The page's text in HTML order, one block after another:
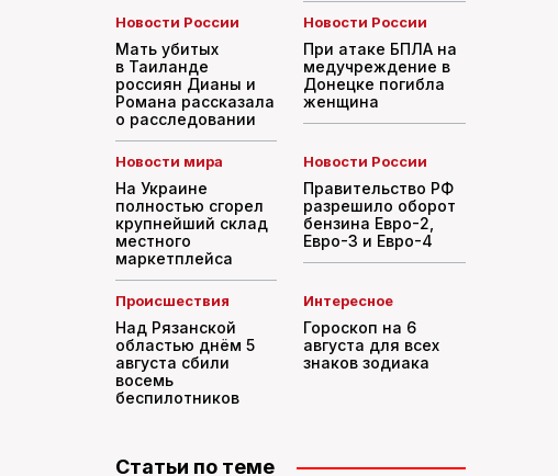
Новости России
Мать убитых
в Таиланде
россиян Дианы и
Романа рассказала
о расследовании
Новости России
При атаке БПЛА на
медучреждение в
Донецке погибла
женщина
Новости мира
На Украине
полностью сгорел
крупнейший склад
местного
маркетплейса
Новости России
Правительство РФ
разрешило оборот
бензина Евро-2,
Евро-3 и Евро-4
Происшествия
Над Рязанской
областью днём 5
августа сбили
восемь
беспилотников
Интересное
Гороскоп на 6
августа для всех
знаков зодиака
Статьи по теме